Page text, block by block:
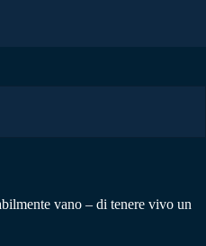
vano – di tenere vivo un